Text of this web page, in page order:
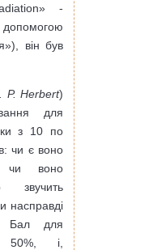
-
він був
P. Herbert)
для
з 10 по
чи є воно
чи воно
звучить
насправді
Бал для
50%, і,